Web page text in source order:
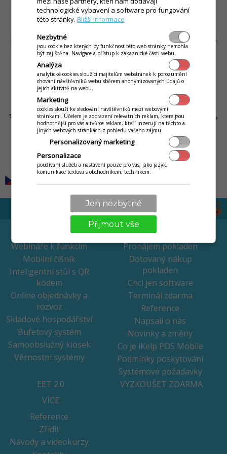
čím dál těžší.
Velký důraz jako výrobce klademe na funkce aplikace, kdy do
procesu prodeje zapojujeme i zákazníka. Zákazník restaurace
nebo kavárny má dnes sebou běžně telefon, ve kterém má
internet (až 70% vašich zákazníků, jak hovoří statistiky našich
mobilních operátorů) a pomocí něj se dělí o své zážitky s
celým světem. Toto nám dává možnosti, které byly doposud
těžce realizovatelné, přivolání číšníka, aktuální nabídka
jídelního lístku s fotografiemi. Blíže zde na naší produktové
stránce (Inteligentní stůl). Náklady jsou tak pomocí QR kódů,
NFC tagů srazeny na minimum.
by Rudolf Tellár
Webináře k funkcím
Mobilní číšník
Inteligentní stůl s QR
kódem
Online objednávky a
rozvoz
Skladové hospodářství
Bufetový systém
Samoobslužný kiosek
Věrnostní systémy
CENÍK
Pronájem pokladen
Dotovaný nákup
pokladen
Chci jen software
Terminál zdarma
Reference
Napsali o nás
Novinky a změny
Co je iKelp POS Mobile
Podmínky poskytování
Systémové požadavky
EET 2.0
VYZKOUŠET ZDARMA
VÍCE
Reference
Zřídit
Návody a videokurzy
technologické vybavení a software pro fungování
této stránky.Bližší informace
Nezbytné
jsou cookie bez kterých by funkčnost této web stránky nemohla
být zajištěna. Navigace a přístup k zákaznické části webu.
Analýza
analytické cookies sloužící majitelům webstránek k porozumění
chování návštěvníků webu sběrem anonymizovaných údajů o
jejich aktivitě na webu.
Marketing
cookies slouží ke sledování návštěvníků mezi webovými
stránkami. Účelem je zobrazení relevatních reklam, které jsou
hodnotnější pro vás a tvůrce reklam, kteří inzerují na těchto a
jiných webových stránkách z pohledu vašeho zájmu.
Personalizovaný marketing
Personalizace
používání služeb a nastavení pouze pro vás, jako jazyk,
komunikace textová s obchodníkem, technikem.
Jen nezbytné
Přijmout vše